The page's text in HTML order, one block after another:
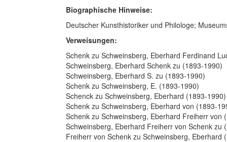
Biographische Hinweise:
Deutscher Kunsthistoriker und Philologe;
Verweisungen:
Schenk zu Schweinsberg, Eberhard Ferdinand
Schweinsberg, Eberhard Schenk zu (1893-1990)
Schweinsberg, Eberhard S. zu (1893-1990)
Schenk zu Schweinsberg, E. (1893-1990)
Schenck zu Schweinsberg, Eberhard (1893-1990)
Schenk zu Schweinsberg, Eberhard von (1893-
Schenk zu Schweinsberg, Eberhard Freiherr von
Schweinsberg, Eberhard Freiherr von Schenk zu
Freiherr von Schenk zu Schweinsberg, Eberhard